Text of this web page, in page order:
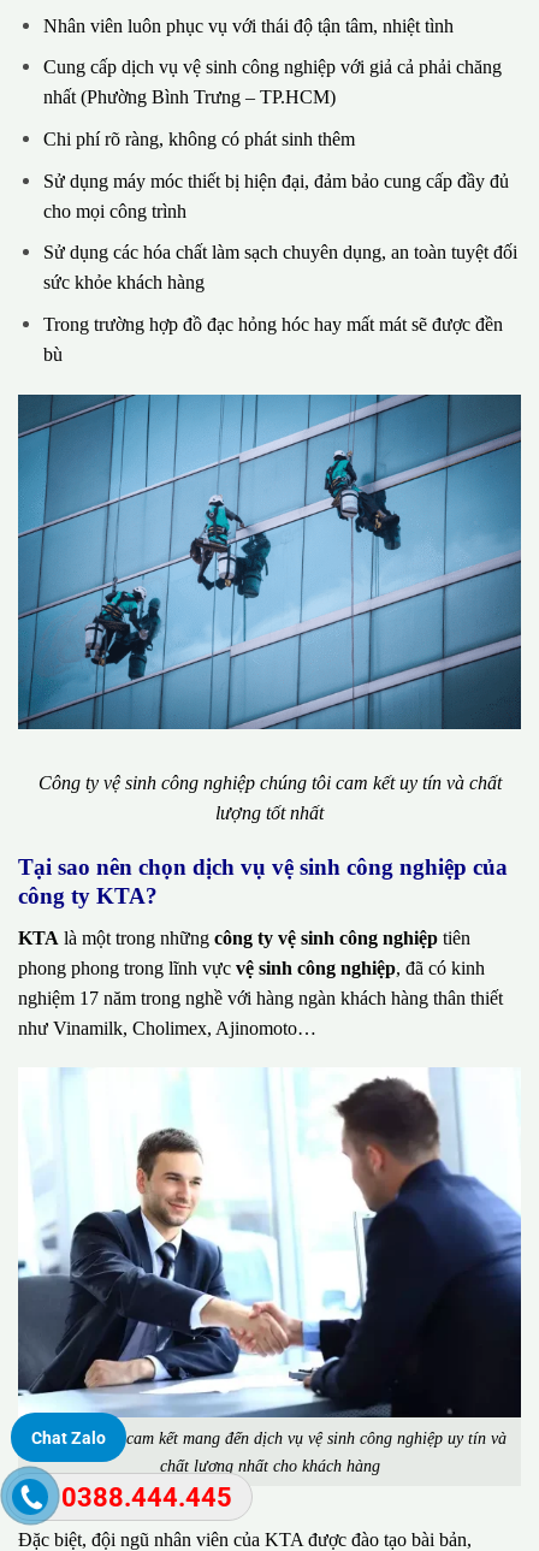
Nhân viên luôn phục vụ với thái độ tận tâm, nhiệt tình
Cung cấp dịch vụ vệ sinh công nghiệp với giả cả phải chăng
nhất (Phường Bình Trưng – TP.HCM)
Chi phí rõ ràng, không có phát sinh thêm
Sử dụng máy móc thiết bị hiện đại, đảm bảo cung cấp đầy đủ
cho mọi công trình
Sử dụng các hóa chất làm sạch chuyên dụng, an toàn tuyệt đối
sức khỏe khách hàng
Trong trường hợp đồ đạc hỏng hóc hay mất mát sẽ được đền
bù
Công ty vệ sinh công nghiệp chúng tôi cam kết uy tín và chất
lượng tốt nhất
Tại sao nên chọn dịch vụ vệ sinh công nghiệp của
công ty KTA?
KTA là một trong những công ty vệ sinh công nghiệp tiên
phong phong trong lĩnh vực vệ sinh công nghiệp, đã có kinh
nghiệm 17 năm trong nghề với hàng ngàn khách hàng thân thiết
như Vinamilk, Cholimex, Ajinomoto…
Công ty KTA cam kết mang đến dịch vụ vệ sinh công nghiệp uy tín và
chất lượng nhất cho khách hàng
Đặc biệt, đội ngũ nhân viên của KTA được đào tạo bài bản,
Chat Zalo
0388.444.445